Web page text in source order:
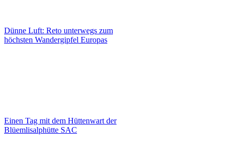
Dünne Luft: Reto unterwegs zum
höchsten Wandergipfel Europas
Einen Tag mit dem Hüttenwart der
Blüemlisalphütte SAC